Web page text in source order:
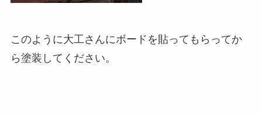
このように大工さんにボードを貼ってもらってか
ら塗装してください。